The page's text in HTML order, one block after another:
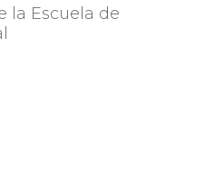
la Escuela de